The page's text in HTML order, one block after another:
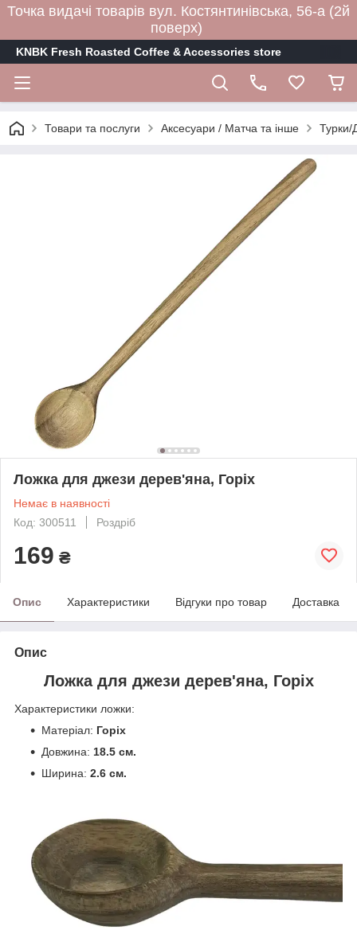
Точка видачі товарів вул. Костянтинівська, 56-а (2й
поверх)
KNBK Fresh Roasted Coffee & Accessories store
Товари та послуги Аксесуари / Матча та інше Турки/
Ложка для джези дерев'яна, Горіх
Немає в наявності
Код: 300511
Роздріб
169 ₴
Опис Характеристики Відгуки про товар Доставка
Опис
Ложка для джези дерев'яна, Горіх
Характеристики ложки:
Матеріал: Горіх
Довжина: 18.5 см.
Ширина: 2.6 см.